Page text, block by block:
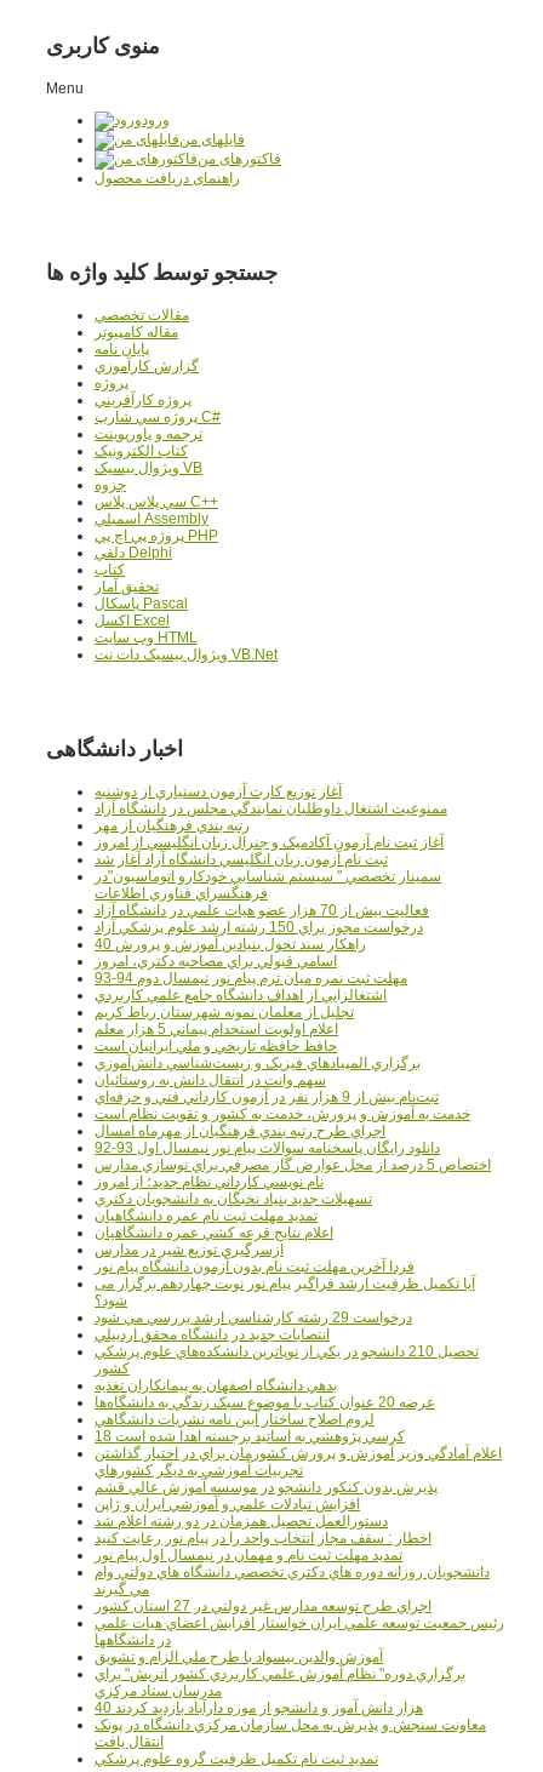
منوی کاربری
Menu
ورود
فایلهای من
فاکتورهای من
راهنمای دریافت محصول
جستجو توسط کلید واژه ها
مقالات تخصصي
مقاله کامپیوتر
پایان نامه
گزارش کارآموزي
پروژه
پروژه کارآفريني
پروژه سي شارپ C#
ترجمه و پاورپوينت
کتاب الکترونيک
ويژوال بيسيک VB
جزوه
سي پلاس پلاس C++
اسمبلي Assembly
پروژه پي اچ پي PHP
دلفي Delphi
کتاب
تحقيق آمار
پاسکال Pascal
اکسل Excel
وب سايت HTML
ويژوال بيسيک دات نت VB.Net
اخبار دانشگاهی
آغاز توزيع کارت آزمون دستياري از دوشنبه
ممنوعيت اشتغال داوطلبان نمايندگي مجلس در دانشگاه آزاد
رتبه بندي فرهنگيان از مهر
آغاز ثبت نام آزمون آکادميک و جنرال زبان انگليسي از امروز
ثبت نام آزمون زبان انگليسي دانشگاه آزاد آغاز شد
سمينار تخصصي " سيستم شناسايي خودکارو اتوماسيون"در
فرهنگسراي فناوري اطلاعات
فعاليت بيش از 70 هزار عضو هيات علمي در دانشگاه آزاد
درخواست مجوز براي 150 رشته ارشد علوم پزشکي آزاد
40 راهکار سند تحول بنيادين آموزش و پرورش
اسامي قبولي براي مصاحبه دکتري، امروز
مهلت ثبت نمره میان ترم پیام نور نیمسال دوم 94-93
اشتغالزايي از اهداف دانشگاه جامع علمي کاربردي
تجليل از معلمان نمونه شهرستان رباط کريم
اعلام اولويت استخدام پيماني 5 هزار معلم
حافظ حافظه تاريخي و ملي ايرانيان است
برگزاري المپيادهاي فيزيک و زيست‌شناسي دانش‌آموزي
سهم وانت در انتقال دانش به روستائيان
ثبت‌نام بيش از 9 هزار نفر در آزمون کارداني فني و حرفه‌اي
خدمت به آموزش و پرورش، خدمت به کشور و تقويت نظام است
اجراي طرح رتبه بندي فرهنگيان از مهرماه امسال
دانلود رایگان پاسخنامه سوالات پیام نور نیمسال اول 93-92
اختصاص 5 درصد از محل عوارض گاز مصرفي براي نوسازي مدارس
نام نويسي کارداني نظام جديد؛ از امروز
تسهيلات جديد بنياد نخبگان به دانشجويان دکتري
تمديد مهلت ثبت نام عمره دانشگاهيان
اعلام نتايج قرعه کشي عمره دانشگاهيان
ازسرگيري توزيع شير در مدارس
فردا آخرین مهلت ثبت نام بدون آزمون دانشگاه پیام نور
آیا تکمیل ظرفیت ارشد فراگیر پیام نور نوبت چهاردهم برگزار می
شود؟
درخواست 29 رشته کارشناسي ارشد بررسي مي شود
انتصابات جديد در دانشگاه محقق اردبيلي
تحصيل 210 دانشجو در يکي از نوپاترين دانشکده‌هاي علوم پزشکي
کشور
بدهي دانشگاه اصفهان به پيمانکاران تغذيه
عرضه 20 عنوان کتاب با موضوع سبک زندگي به دانشگاه‌ها
لزوم اصلاح ساختار آيين نامه نشريات دانشگاهي
18 کرسي پژوهشي به اساتيد برجسته اهدا شده است
اعلام آمادگي وزير آموزش و پرورش کشورمان براي در اختيار گذاشتن
تجربيات آموزشي به ديگر کشورهاي
پذيرش بدون کنکور دانشجو در موسسه آموزش عالي قشم
افزايش تبادلات علمي و آموزشي ايران و ژاپن
دستورالعمل تحصیل همزمان در دو رشته اعلام شد
اخطار : سقف مجاز انتخاب واحد را در پیام نور رعایت کنید
تمدید مهلت ثبت نام و مهمان در نیمسال اول پیام نور
دانشجويان روزانه دوره هاي دكتري تخصصي دانشگاه هاي دولتي وام
مي گيرند
اجراي طرح توسعه مدارس غير دولتي در 27 استان کشور
رئيس جمعيت توسعه علمي ايران خواستار افزايش اعضاي هيات علمي
در دانشگاهها
آموزش والدين بيسواد با طرح ملي الزام و تشويق
برگزاري دوره" نظام آموزش علمي كاربردي كشور اتريش" براي
مدرسان ستاد مرکزي
40 هزار دانش آموز و دانشجو از موزه دارآباد بازديد کردند
معاونت سنجش و پذيرش به محل سازمان مرکزي دانشگاه در پونک
انتقال يافت
تمديد ثبت نام تکميل ظرفيت گروه علوم پزشکي